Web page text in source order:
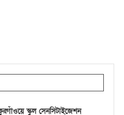
স্কুল সেনসিটাইজেশন